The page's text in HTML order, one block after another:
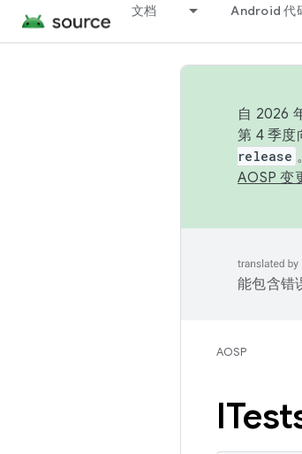
文档 Android 代
自 2026
第 4 季度
release 。
AOSP 变
能包含错
AOSP